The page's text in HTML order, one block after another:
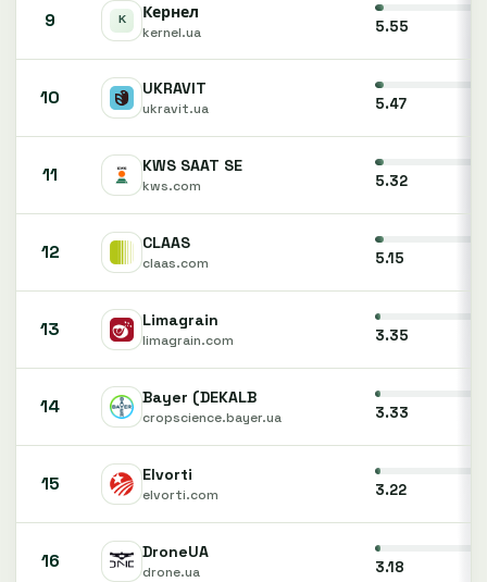
9 Кернел
kernel.ua 5.55
10 UKRAVIT
ukravit.ua 5.47
11 KWS SAAT SE
kws.com 5.32
12 CLAAS
claas.com 5.15
13 Limagrain
limagrain.com 3.35
14 Bayer (DEKALB
cropscience.bayer.ua 3.33
15 Elvorti
elvorti.com 3.22
16 DroneUA
drone.ua 3.18